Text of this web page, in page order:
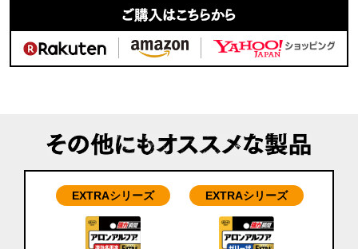
EXTRAシリーズ EXTRAシリーズ